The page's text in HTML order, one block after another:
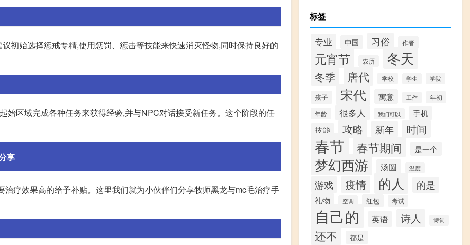
初始选择惩戒专精,使用惩罚、惩击等技能来快速消灭怪物,同时保持良好的
始区域完成各种任务来获得经验,并与NPC对话接受新任务。这个阶段的任
享
治疗效果高的给予补贴。这里我们就为小伙伴们分享牧师黑龙与mc毛治疗手
标签
专业 中国 习俗 作者
元宵节 农历 冬天
冬季 唐代 学校 学生 学院
孩子 宋代 寓意 工作
年初
年龄
很多人 我们可以
手机
技能
攻略 新年 时间
春节 春节期间 是一个
梦幻西游 汤圆 温度
游戏 疫情 的人 的是
礼物 空调 红包 考试
自己的 英语 诗人 诗词
还不 都是